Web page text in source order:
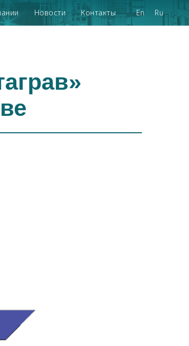
Новости Контакты En Ru